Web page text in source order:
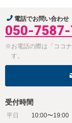
電話でお問い合わせ
050-
※お電話の際は「ココ
す。
受付時間
平日
10:00〜19:00